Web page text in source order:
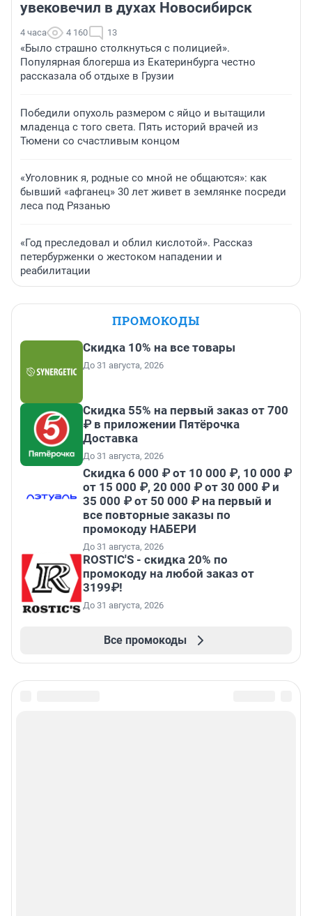
увековечил в духах Новосибирск
4 часа 4 160 13
«Было страшно столкнуться с полицией».
Популярная блогерша из Екатеринбурга честно
рассказала об отдыхе в Грузии
Победили опухоль размером с яйцо и вытащили
младенца с того света. Пять историй врачей из
Тюмени со счастливым концом
«Уголовник я, родные со мной не общаются»: как
бывший «афганец» 30 лет живет в землянке посреди
леса под Рязанью
«Год преследовал и облил кислотой». Рассказ
петербурженки о жестоком нападении и
реабилитации
ПРОМОКОДЫ
Скидка 10% на все товары
До 31 августа, 2026
Скидка 55% на первый заказ от 700
₽ в приложении Пятёрочка
Доставка
До 31 августа, 2026
Скидка 6 000 ₽ от 10 000 ₽, 10 000 ₽
от 15 000 ₽, 20 000 ₽ от 30 000 ₽ и
35 000 ₽ от 50 000 ₽ на первый и
все повторные заказы по
промокоду НАБЕРИ
До 31 августа, 2026
ROSTIC'S - скидка 20% по
промокоду на любой заказ от
3199₽!
До 31 августа, 2026
Все промокоды